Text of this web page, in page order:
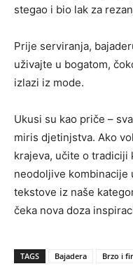
stegao i bio lak za
Prije serviranja,
uživajte u bogatom,
izlazi iz mode.
Ukusi su kao priče –
miris djetinjstva. Ako
krajeva, učite o
neodoljive kombinacije
tekstove iz naše
čeka nova doza
TAGS Bajadera Brzo i